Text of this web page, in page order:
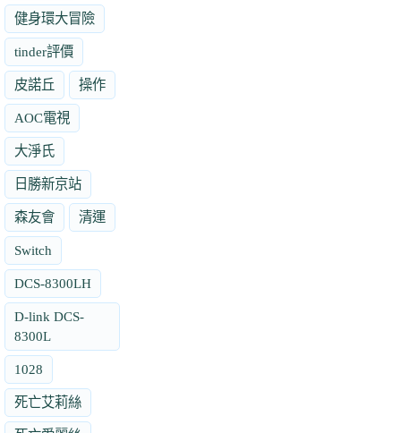
健身環大冒險
tinder評價
皮諾丘 操作
AOC電視
大淨氏
日勝新京站
森友會 清運
Switch
DCS-8300LH
D-link DCS-
8300L
1028
死亡艾莉絲